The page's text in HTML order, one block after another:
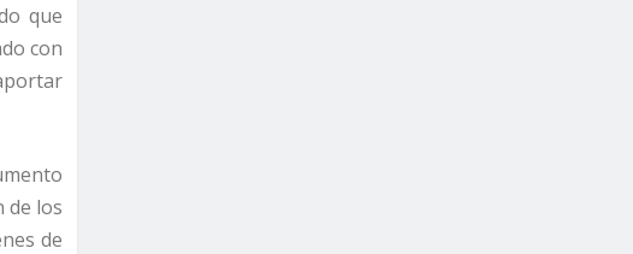
que
con
de los
de